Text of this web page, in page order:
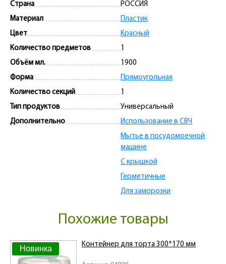
Страна
РОССИЯ
Материал
Пластик
Цвет
Красный
Количество предметов
1
Объём мл.
1900
Форма
Прямоугольная
Количество секций
1
Тип продуктов
Универсальный
Дополнительно
Использование в СВЧ
Мытье в посудомоечной
машине
С крышкой
Герметичные
Для заморозки
Похожие товары
Новинка Контейнер для торта 300*170 мм